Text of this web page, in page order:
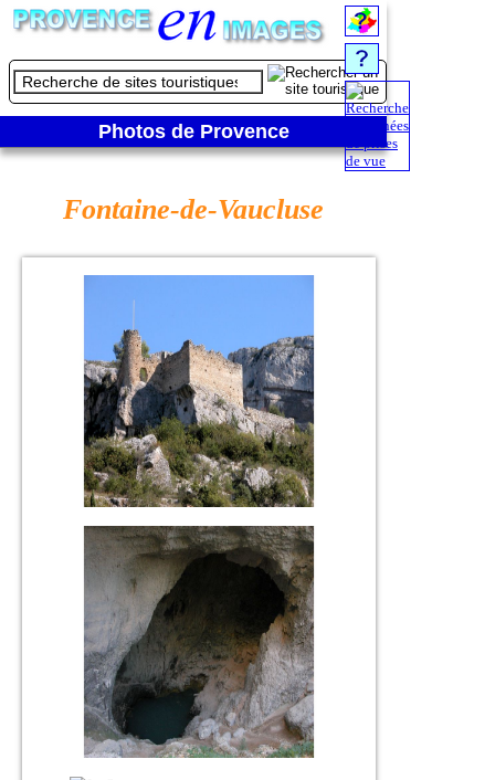
Photos de Provence
Fontaine-de-Vaucluse